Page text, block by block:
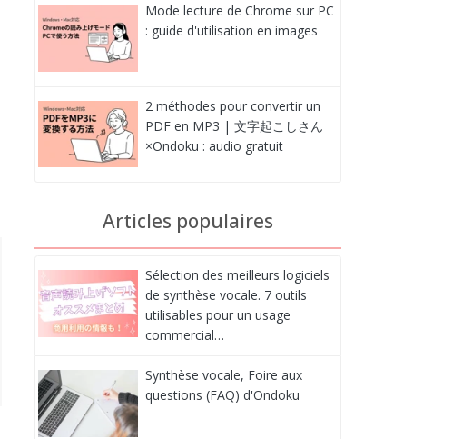
Mode lecture de Chrome sur PC
: guide d'utilisation en images
2 méthodes pour convertir un
PDF en MP3 | 文字起こしさん
×Ondoku : audio gratuit
Articles populaires
Sélection des meilleurs logiciels
de synthèse vocale. 7 outils
utilisables pour un usage
commercial…
Synthèse vocale, Foire aux
questions (FAQ) d'Ondoku